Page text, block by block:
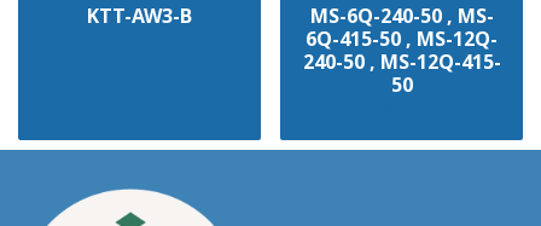
KTT-AW3-B MS-6Q-240-50 , MS-
6Q-415-50 , MS-12Q-
240-50 , MS-12Q-415-
50